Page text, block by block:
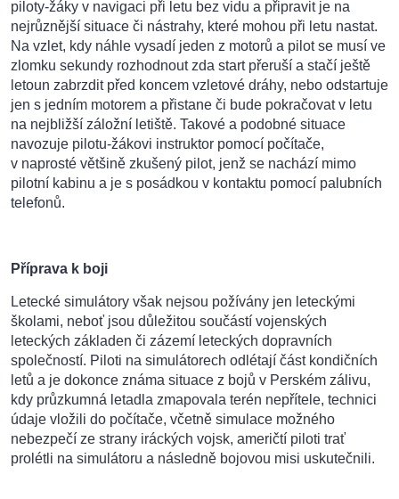
piloty-žáky v navigaci při letu bez vidu a připravit je na
nejrůznější situace či nástrahy, které mohou při letu nastat.
Na vzlet, kdy náhle vysadí jeden z motorů a pilot se musí ve
zlomku sekundy rozhodnout zda start přeruší a stačí ještě
letoun zabrzdit před koncem vzletové dráhy, nebo odstartuje
jen s jedním motorem a přistane či bude pokračovat v letu
na nejbližší záložní letiště. Takové a podobné situace
navozuje pilotu-žákovi instruktor pomocí počítače,
v naprosté většině zkušený pilot, jenž se nachází mimo
pilotní kabinu a je s posádkou v kontaktu pomocí palubních
telefonů.
Příprava k boji
Letecké simulátory však nejsou požívány jen leteckými
školami, neboť jsou důležitou součástí vojenských
leteckých základen či zázemí leteckých dopravních
společností. Piloti na simulátorech odlétají část kondičních
letů a je dokonce známa situace z bojů v Perském zálivu,
kdy průzkumná letadla zmapovala terén nepřítele, technici
údaje vložili do počítače, včetně simulace možného
nebezpečí ze strany iráckých vojsk, američtí piloti trať
prolétli na simulátoru a následně bojovou misi uskutečnili.